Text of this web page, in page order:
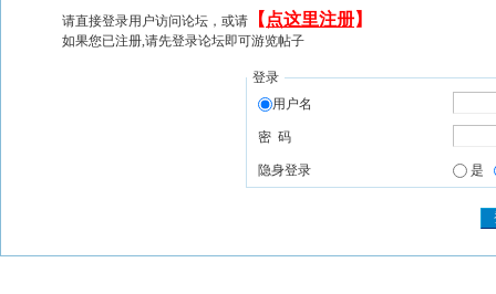
请直接登录用户访问论坛，或请 【 点这里注册】
如果您已注册,请先登录论坛即可游览帖子
登录
用户名
密 码
隐身登录 是